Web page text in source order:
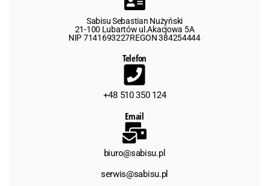
Sabisu Sebastian Nużyński
21-100 Lubartów ul.Akacjowa 5A
NIP 7141693227REGON 384254444
Telefon
+48 510 350 124
Email
biuro@sabisu.pl
serwis@sabisu.pl